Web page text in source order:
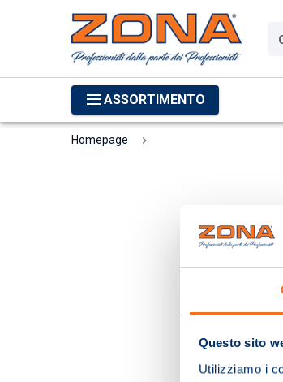
Questo sito
Utilizziamo i
ASSORTIMENTO
Homepage